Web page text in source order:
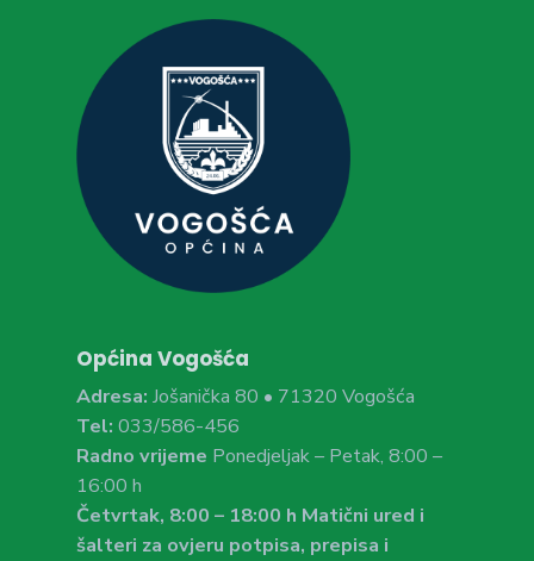
Općina Vogošća
Adresa: Jošanička 80 • 71320 Vogošća
Tel: 033/586-456
Radno vrijeme Ponedjeljak – Petak, 8:00 –
16:00 h
Četvrtak, 8:00 – 18:00 h Matični ured i
šalteri za ovjeru potpisa, prepisa i